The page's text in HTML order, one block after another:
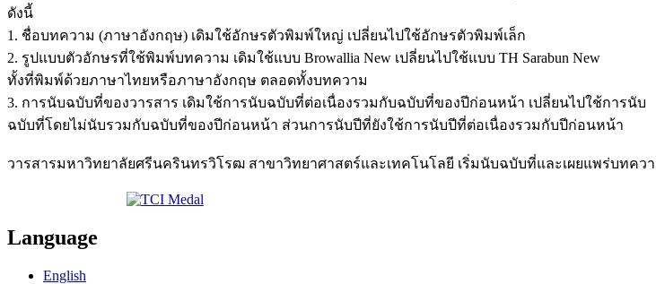
ดังนี้
1. ชื่อบทความ (ภาษาอังกฤษ) เดิมใช้อักษรตัวพิมพ์ใหญ่ เปลี่ยนไปใช้อักษรตัวพิมพ์เล็ก
2. รูปแบบตัวอักษรที่ใช้พิมพ์บทความ เดิมใช้แบบ Browallia New เปลี่ยนไปใช้แบบ TH Sarabun New
ทั้งที่พิมพ์ด้วยภาษาไทยหรือภาษาอังกฤษ ตลอดทั้งบทความ
3. การนับฉบับที่ของวารสาร เดิมใช้การนับฉบับที่ต่อเนื่องรวมกับฉบับที่ของปีก่อนหน้า เปลี่ยนไปใช้การนับ
ฉบับที่โดยไม่นับรวมกับฉบับที่ของปีก่อนหน้า ส่วนการนับปีที่ยังใช้การนับปีที่ต่อเนื่องรวมกับปีก่อนหน้า
วารสารมหาวิทยาลัยศรีนครินทรวิโรฒ สาขาวิทยาศาสตร์และเทคโนโลยี เริ่มนับฉบับที่และเผยแพร่บทค
Language
English